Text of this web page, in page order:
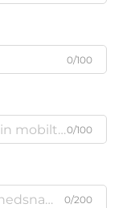
0/100
0/100
0/200